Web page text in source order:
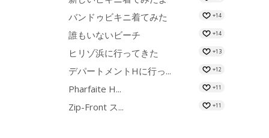
バンドゥビキニ着てみた +14
誰もいないビーチ +14
ヒリゾ浜に行ってきた +13
デパートメントHに行っ... +12
Pharfaite H... +11
Zip-Front ス... +11